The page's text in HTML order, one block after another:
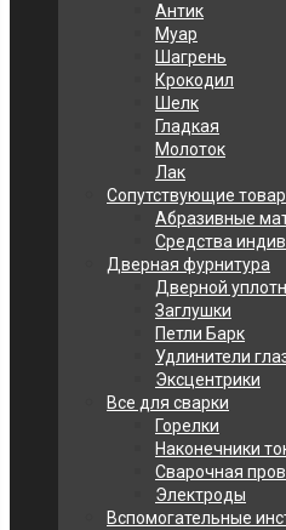
Антик
Муар
Шагрень
Крокодил
Шелк
Гладкая
Молоток
Лак
Сопутствующие
Абразивные
Средства
Дверная фурнитура
Дверной
Заглушки
Петли Барк
Удлинители
Эксцентрики
Все для сварки
Горелки
Наконечники
Сварочная
Электроды
Вспомогательные